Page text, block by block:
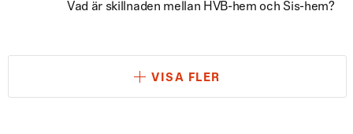
Vad är skillnaden mellan HVB-hem och Sis-hem?
VISA FLER